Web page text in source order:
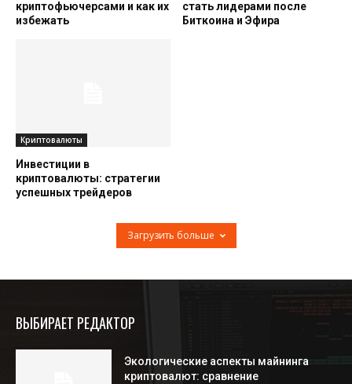
криптофьючерсами и как их
избежать
стать лидерами после
Биткоина и Эфира
Криптовалюты
Инвестиции в
криптовалюты: стратегии
успешных трейдеров
Загрузить больше
ВЫБИРАЕТ РЕДАКТОР
Экологические аспекты майнинга
криптовалют: сравнение